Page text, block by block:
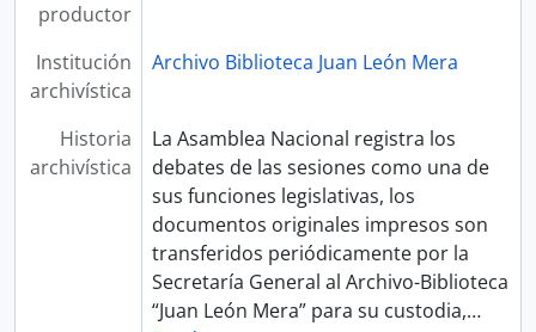
productor
Institución
archivística
Archivo Biblioteca Juan León Mera
Historia
archivística
La Asamblea Nacional registra los
debates de las sesiones como una de
sus funciones legislativas, los
documentos originales impresos son
transferidos periódicamente por la
Secretaría General al Archivo-Biblioteca
“Juan León Mera” para su custodia,…